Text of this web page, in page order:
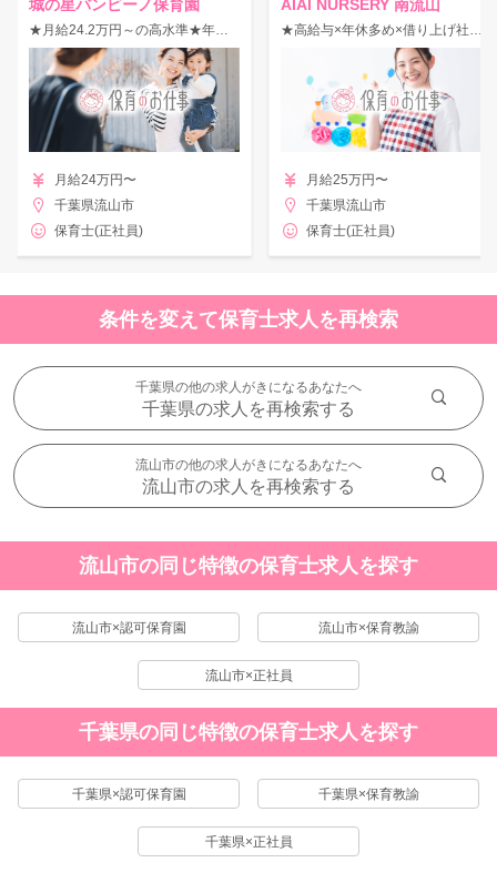
城の星バンビーノ保育園
★月給24.2万円～の高水準★年休120日◎借り上げ社宅×住宅手当など好待遇♪
月給24万円〜
千葉県流山市
保育士(正社員)
AIAI NURSERY 南流山
★高給与×年休多め×借り上げ社宅★≪サポート体制万全◎≫
月給25万円〜
千葉県流山市
保育士(正社員)
条件を変えて保育士求人を再検索
千葉県の他の求人がきになるあなたへ
千葉県の求人を再検索する
流山市の他の求人がきになるあなたへ
流山市の求人を再検索する
流山市の同じ特徴の保育士求人を探す
流山市×認可保育園 流山市×保育教諭
流山市×正社員
千葉県の同じ特徴の保育士求人を探す
千葉県×認可保育園 千葉県×保育教諭
千葉県×正社員